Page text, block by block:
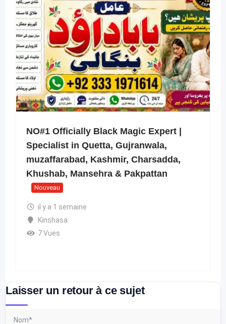
NO#1 Officially Black Magic Expert |
Specialist in Quetta, Gujranwala,
muzaffarabad, Kashmir, Charsadda,
Khushab, Mansehra & Pakpattan
Nouveau
il y a 1 semaine
Kinshasa
7 Vues
Laisser un retour à ce sujet